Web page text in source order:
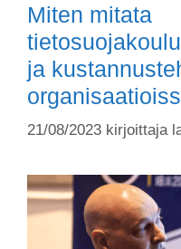
Miten mitata
ja
21/08/2023 kirjoittaja